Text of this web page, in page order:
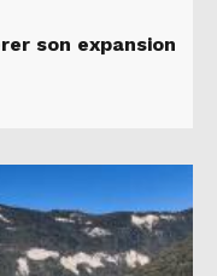
son expansion